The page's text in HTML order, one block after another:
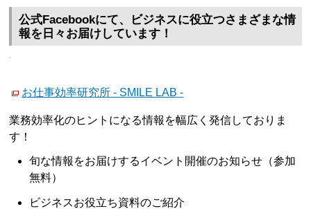
公式Facebookにて、ビジネスに役立つさまざまな情
報を日々お届けしています！
お仕事効率研究所 - SMILE LAB -
業務効率化のヒントになる情報を幅広く発信しておりま
す！
旬な情報をお届けするイベント開催のお知らせ（参加
無料）
ビジネスお役立ち資料のご紹介